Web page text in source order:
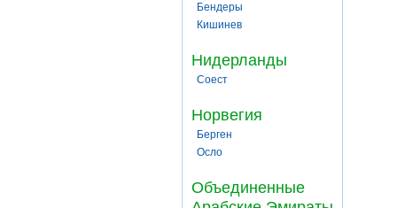
Бендеры
Кишинев
Нидерланды
Соест
Норвегия
Берген
Осло
Объединенные